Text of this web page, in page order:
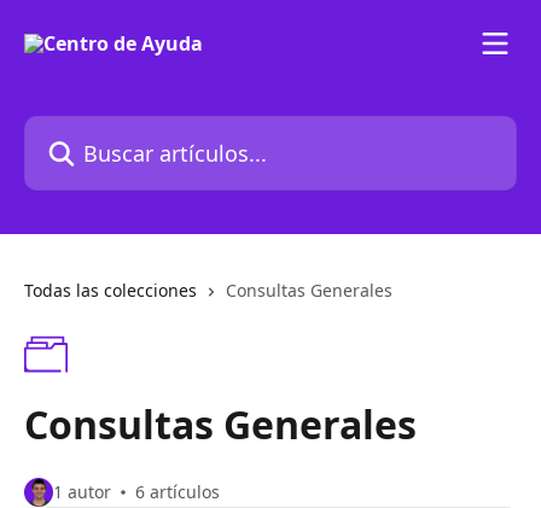
Buscar artículos...
Todas las colecciones Consultas Generales
Consultas Generales
1 autor 6 artículos